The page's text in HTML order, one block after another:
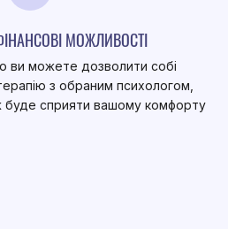
МОЖЛИВОСТІ
ви можете дозволити собі
з обраним психологом,
сприяти вашому комфорту